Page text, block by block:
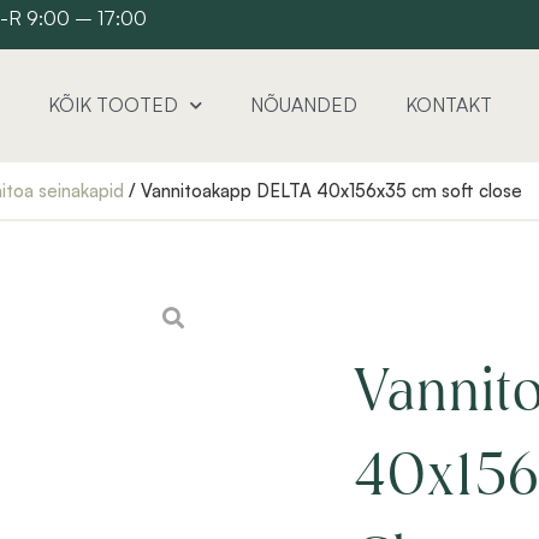
R 9:00 – 17:00
KÕIK TOOTED NÕUANDED KONTAKT
seinakapid / Vannitoakapp DELTA 40x156x35 cm soft close